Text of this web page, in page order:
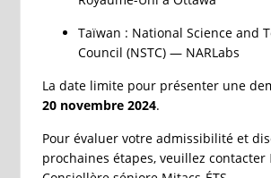
Taïwan : National Science and
Council (NSTC) — NARLabs
La date limite pour présenter une
20 novembre 2024.
Pour évaluer votre admissibilité et
prochaines étapes, veuillez contacter